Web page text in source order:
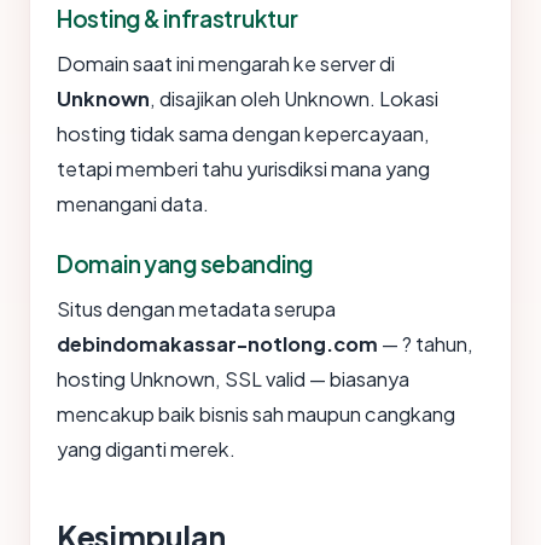
Hosting & infrastruktur
Domain saat ini mengarah ke server di
Unknown, disajikan oleh Unknown. Lokasi
hosting tidak sama dengan kepercayaan,
tetapi memberi tahu yurisdiksi mana yang
menangani data.
Domain yang sebanding
Situs dengan metadata serupa
debindomakassar-notlong.com — ? tahun,
hosting Unknown, SSL valid — biasanya
mencakup baik bisnis sah maupun cangkang
yang diganti merek.
Kesimpulan